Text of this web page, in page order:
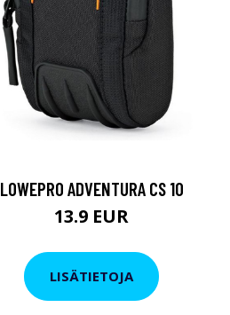
LOWEPRO ADVENTURA CS 10
13.9 EUR
LISÄTIETOJA